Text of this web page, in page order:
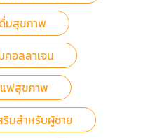
มสุขภาพ
อลลาเจน
ฟสุขภาพ
ริมสำหรับผู้ชาย